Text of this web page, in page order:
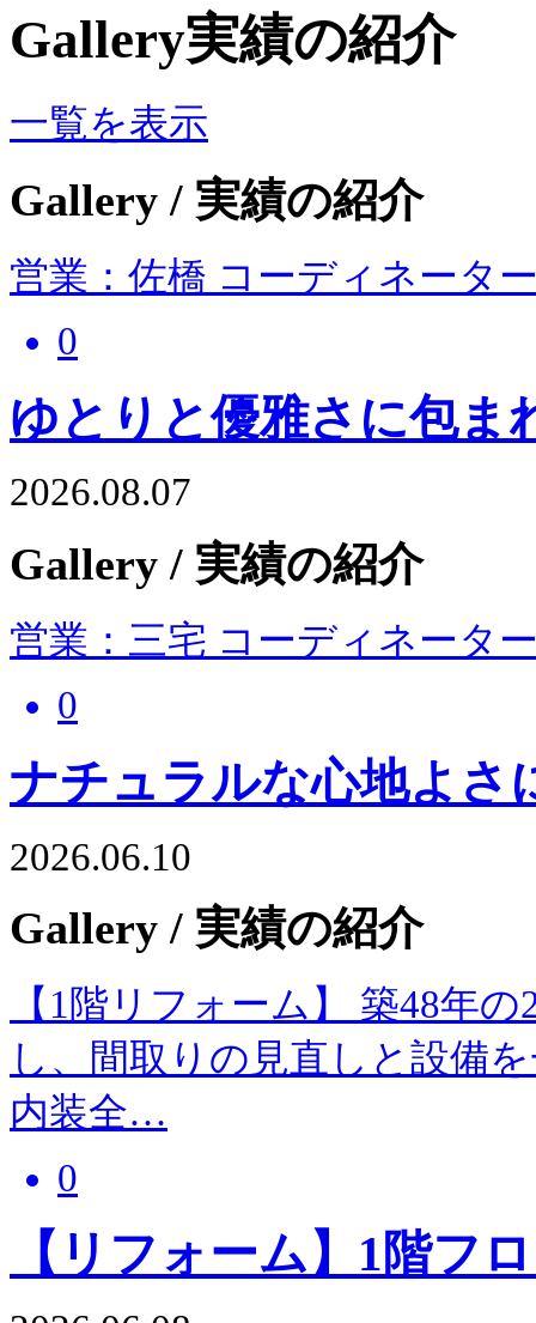
Gallery実績の紹介
一覧を表示
Gallery / 実績の紹介
営業：佐橋 コーディネータ
0
ゆとりと優雅さに包ま
2026.08.07
Gallery / 実績の紹介
営業：三宅 コーディネータ
0
ナチュラルな心地よさ
2026.06.10
Gallery / 実績の紹介
【1階リフォーム】 築48年
し、間取りの見直しと設備
内装全…
0
【リフォーム】1階フ